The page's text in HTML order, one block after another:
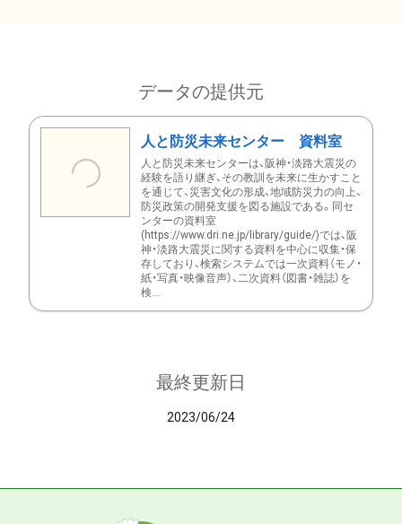
データの提供元
人と防災未来センター 資料室
人と防災未来センターは、阪神・淡路大震災の
経験を語り継ぎ、その教訓を未来に生かすこと
を通じて、災害文化の形成、地域防災力の向上、
防災政策の開発支援を図る施設である。同セ
ンターの資料室
(https://www.dri.ne.jp/library/guide/)では、阪
神・淡路大震災に関する資料を中心に収集・保
存しており、検索システムでは一次資料（モノ・
紙・写真・映像音声）、二次資料（図書・雑誌）を
検...
最終更新日
2023/06/24